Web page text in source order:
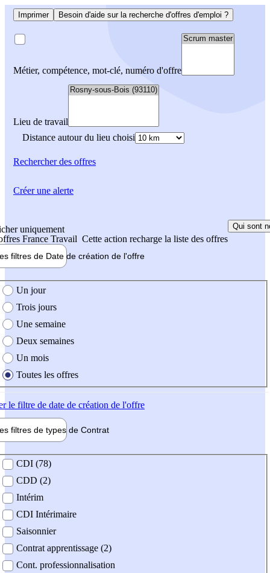
Imprimer Besoin d'aide sur la recherche d'offres d'emploi ?
Métier, compétence, mot-clé, numéro d'offre
Lieu de travail
Distance autour du lieu choisi
Rechercherdes offres
uniquement
France Travail Cette action recharge la liste des offres
Qui sont
filtres de Date de création de l'offre
création de l'offre
Un jour
Trois jours
Une semaine
Deux semaines
Un mois
Toutes les offres
le filtre de date de création de l'offre
filtres de types de Contrat
contrat
CDI (78)
CDD (2)
Intérim
CDI Intérimaire
Saisonnier
Contrat apprentissage (2)
Cont. professionnalisation
Créer une alerte